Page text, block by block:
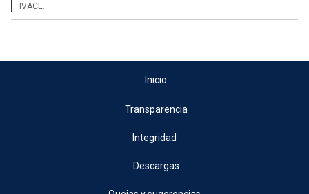
IVACE.
Inicio
Transparencia
Integridad
Descargas